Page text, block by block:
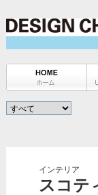
インテリア
スコテ